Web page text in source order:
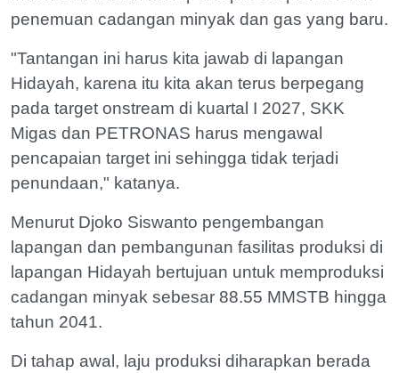
penemuan cadangan minyak dan gas yang baru.
"Tantangan ini harus kita jawab di lapangan
Hidayah, karena itu kita akan terus berpegang
pada target onstream di kuartal I 2027, SKK
Migas dan PETRONAS harus mengawal
pencapaian target ini sehingga tidak terjadi
penundaan," katanya.
Menurut Djoko Siswanto pengembangan
lapangan dan pembangunan fasilitas produksi di
lapangan Hidayah bertujuan untuk memproduksi
cadangan minyak sebesar 88.55 MMSTB hingga
tahun 2041.
Di tahap awal, laju produksi diharapkan berada